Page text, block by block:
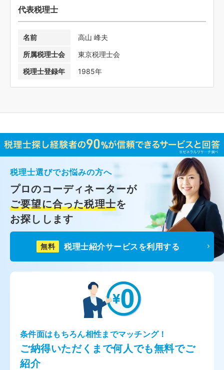
代表税理士
名前
高山 峰夫
所属税理士会
東京税理士会
税理士登録年
1985年
税理士選びでお悩みの方へ
プロのコーディネーターが
ご要望に合った税理士を
お探しします
無料 税理士紹介サービスを利用する
条件面はもちろん相性までマッチング！
ご納得いただくまで何人でも無料でご
紹介